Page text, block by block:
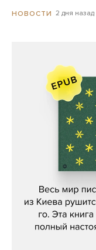
НОВОСТИ 2 дня назад
Женя